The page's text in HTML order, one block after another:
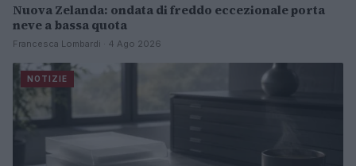
Nuova Zelanda: ondata di freddo eccezionale porta
neve a bassa quota
Francesca Lombardi · 4 Ago 2026
NOTIZIE